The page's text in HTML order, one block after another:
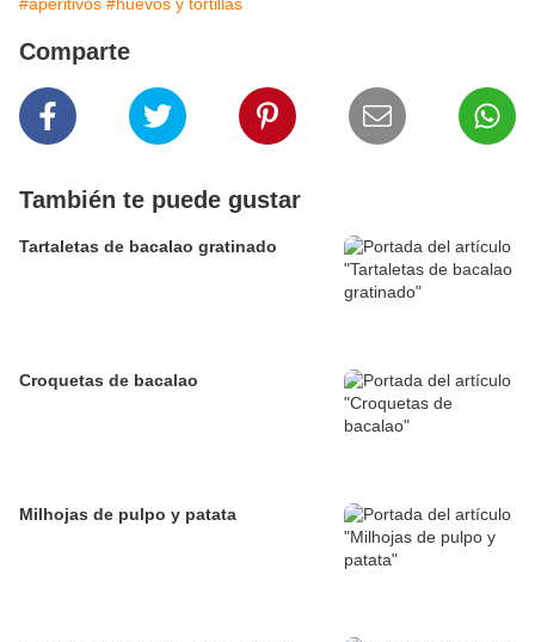
Comparte
También te puede gustar
Tartaletas de bacalao gratinado
Croquetas de bacalao
Milhojas de pulpo y patata